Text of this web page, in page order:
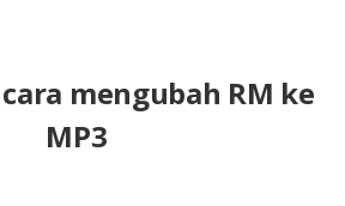
mengubah RM ke
MP3